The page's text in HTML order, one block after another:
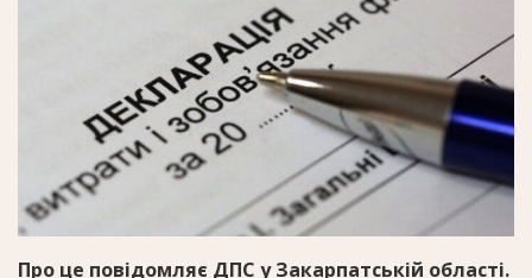
Про це повідомляє ДПС у Закарпатській області.